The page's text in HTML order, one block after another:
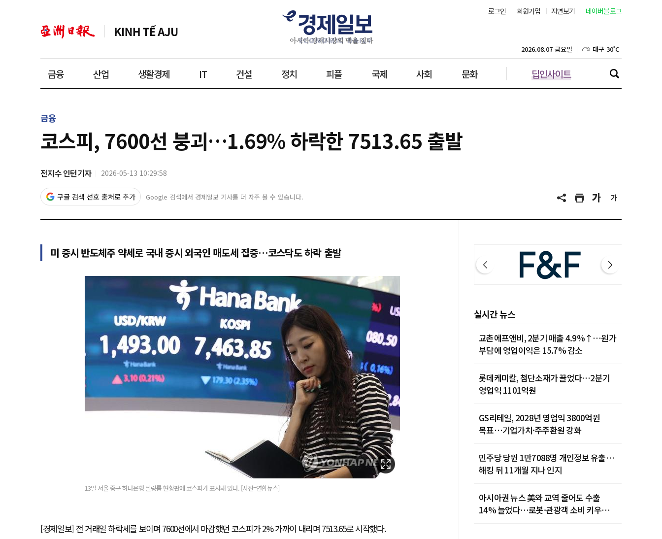
로그인 회원가입 지면보기 네이버블로그
금융 산업 생활경제 IT 건설 정치 피플 국제 사회 문화 딥인사이트
2026.08.07 금요일 대구 30˚C
인천 31˚C
제주 29˚C
금융
코스피, 7600선 붕괴…1.69% 하락한 7513.65 출발
전지수 인턴기자 2026-05-13 10:29:58
구글 검색 선호 출처로 추가 Google 검색에서 경제일보 기사를 더 자주 볼 수 있습니다.
미 증시 반도체주 약세로 국내 증시 외국인 매도세 집중…코스닥도 하락 출발
13일 서울 중구 하나은행 딜링룸 현황판에 코스피가 표시돼 있다. [사진=연합뉴스]
[경제일보] 전 거래일 하락세를 보이며 7600선에서 마감했던 코스피가 2% 가까이 내리며 7513.65로 시작했다.
실시간 뉴스
교촌에프앤비, 2분기 매출 4.9%↑…원가
부담에 영업이익은 15.7% 감소
롯데케미칼, 첨단소재가 끌었다…2분기
영업익 1101억원
GS리테일, 2028년 영업익 3800억원
목표…기업가치·주주환원 강화
민주당 당원 1만7088명 개인정보 유출…
해킹 뒤 11개월 지나 인지
아시아권 뉴스 美와 교역 줄어도 수출
14% 늘었다…로봇·관광객 소비 키우는